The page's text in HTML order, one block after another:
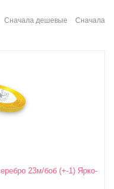
Сначала дешевые
Сначала
23м/боб (+-1) Ярко-